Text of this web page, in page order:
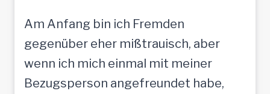
Am Anfang bin ich Fremden
gegenüber eher mißtrauisch, aber
wenn ich mich einmal mit meiner
Bezugsperson angefreundet habe,